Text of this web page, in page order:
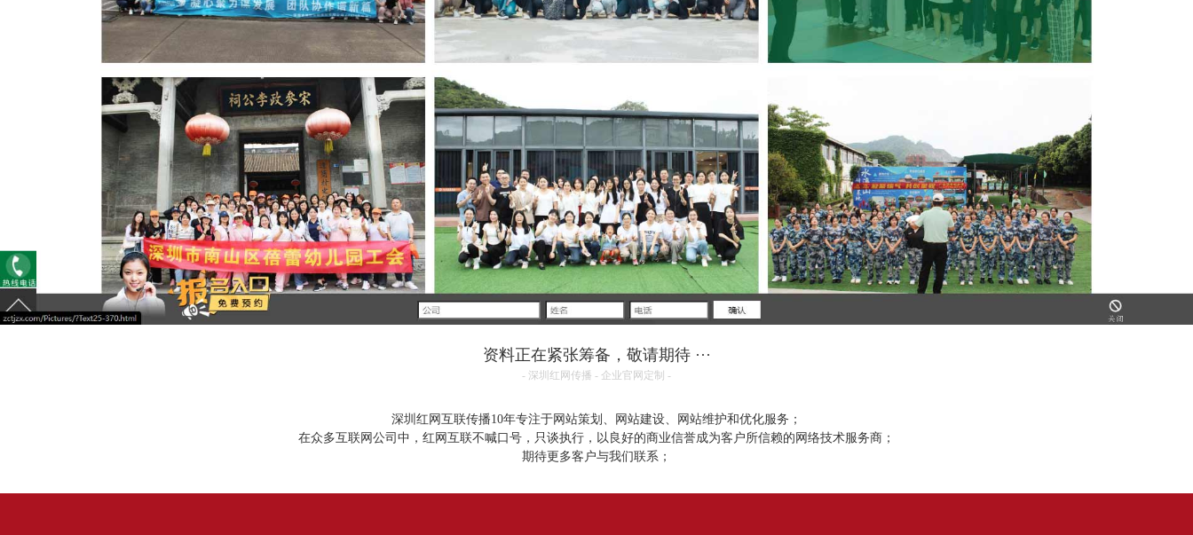
资料正在紧张筹备，敬请期待 ···
- 深圳红网传播 - 企业官网定制 -
深圳红网互联传播10年专注于网站策划、网站建设、网站维护和优化服务；
在众多互联网公司中，红网互联不喊口号，只谈执行，以良好的商业信誉成为客户所信赖的网络技术服务商；
期待更多客户与我们联系；